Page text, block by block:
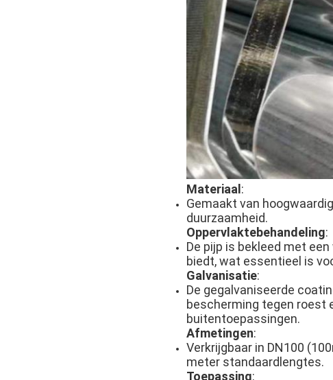
Materiaal :
Gemaakt van
duurzaamheid.
Oppervlaktebehandeling:
De pijp is bekleed met
biedt, wat essentieel is
Galvanisatie:
De gegalvaniseerde
bescherming tegen roest
buitentoepassingen.
Afmetingen:
Verkrijgbaar in DN100
meter standaardlengtes.
Toepassing: